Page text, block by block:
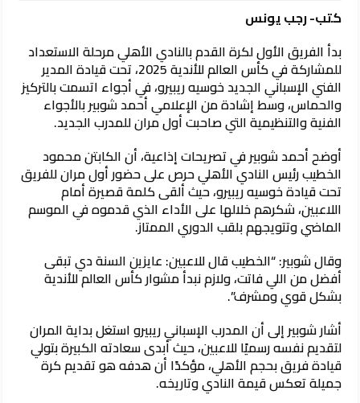
كتب- رجب يونس
بدأ الفريق الأول لكرة القدم بالنادي الأهلي مرحلة الاستعداد
للمشاركة في كأس العالم للأندية 2025، تحت قيادة المدير
الفني الإسباني الجديد خوسيه ريبيرو، في أجواء اتسمت بالتركيز
والحماس، وسط إشادة من الإعلامي أحمد شوبير بالأجواء
الفنية والتنظيمية التي صاحبت أول مران للمدرب الجديد.
أوضح أحمد شوبير في تصريحات إذاعية، أن الكابتن محمود
الخطيب رئيس النادي الأهلي حرص على حضور أول مران للفريق
تحت قيادة خوسيه ريبيرو، حيث ألقى كلمة قصيرة أمام
اللاعبين، شكرهم خلالها على الأداء الذي قدموه في الموسم
الماضي وتتويجهم بلقب الدوري الممتاز.
وقال شوبير: “الخطيب قال للاعبين: عايزين السنة دي تبقى
أفضل من اللي فاتت، ولازم نبدأ مشوار كأس العالم للأندية
بشكل قوي ومشرف”.
أشار شوبير إلى أن المدرب الإسباني ريبيرو استغل بداية المران
لتقديم نفسه رسميًا للاعبين، حيث أبدى سعادته الكبيرة بتولي
قيادة فريق بحجم الأهلي، مؤكدًا أن هدفه هو تقديم كرة
جميلة تعكس قيمة النادي وتاريخه.